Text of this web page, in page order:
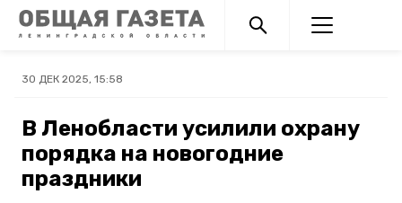
30 ДЕК 2025, 15:58
В Ленобласти усилили охрану
порядка на новогодние
праздники